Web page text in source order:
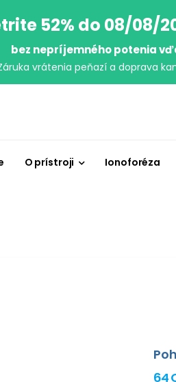
52% do 08/08/
bez nepríjemného potenia
vrátenia peňazí a doprava
O prístroji Ionoforéza
64